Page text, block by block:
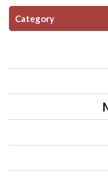
Category